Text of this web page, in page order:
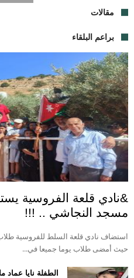
مقالات
براعم البلقاء
&نادي قلعة الفروسية
مسجد النجاشي .. !!!
استضاف نادي قلعة السلط للفروسية
حيث أمضى طلاب يوما جميعا في...
الطفلة نايا عماد